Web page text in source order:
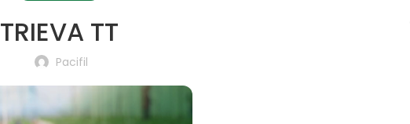
TRIEVA TT
Pacifil